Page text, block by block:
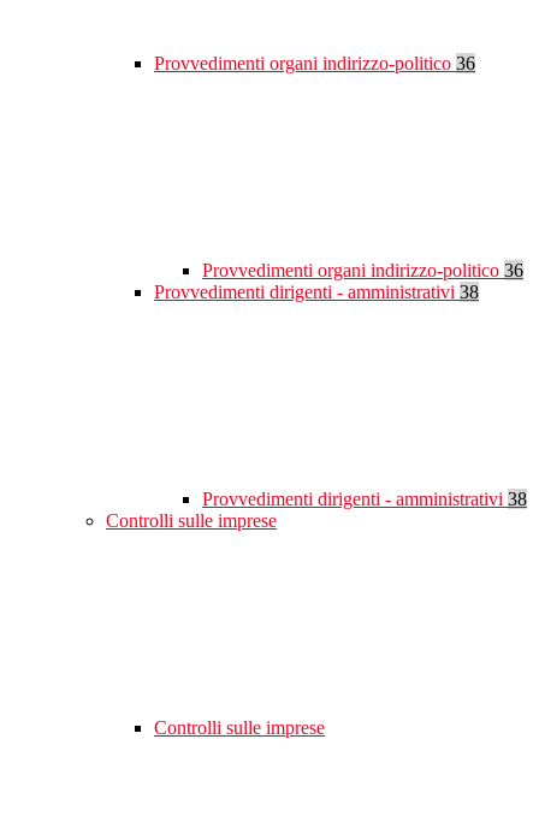
Provvedimenti organi indirizzo-politico 36
Provvedimenti organi indirizzo-politico 36
Provvedimenti dirigenti - amministrativi 38
Provvedimenti dirigenti - amministrativi 38
Controlli sulle imprese
Controlli sulle imprese